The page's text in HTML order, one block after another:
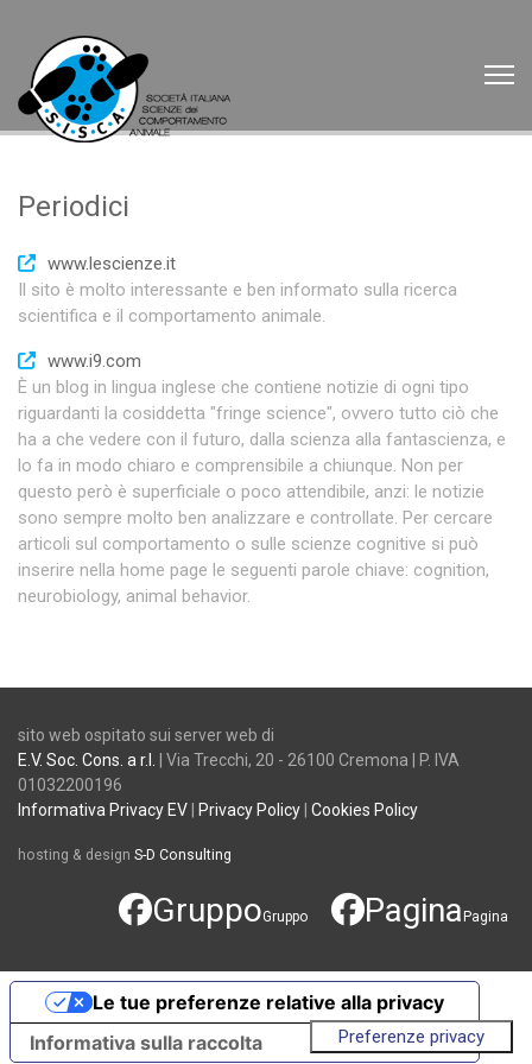
Periodici
www.lescienze.it
Il sito è molto interessante e ben informato sulla ricerca
scientifica e il comportamento animale.
www.i9.com
È un blog in lingua inglese che contiene notizie di ogni tipo
riguardanti la cosiddetta "fringe science", ovvero tutto ciò che
ha a che vedere con il futuro, dalla scienza alla fantascienza, e
lo fa in modo chiaro e comprensibile a chiunque. Non per
questo però è superficiale o poco attendibile, anzi: le notizie
sono sempre molto ben analizzare e controllate. Per cercare
articoli sul comportamento o sulle scienze cognitive si può
inserire nella home page le seguenti parole chiave: cognition,
neurobiology, animal behavior.
sito web ospitato sui server web di
E.V. Soc. Cons. a r.l.
| Via Trecchi, 20 - 26100 Cremona | P. IVA
01032200196
Informativa Privacy EV
Privacy Policy Cookies Policy
hosting & design S-D Consulting
GruppoGruppo Pagina Pagina
Informativa sulla raccolta
Le tue preferenze relative alla privacy